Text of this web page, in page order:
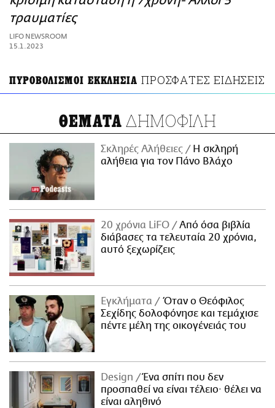
ΑΜΠΑ
PRINT
τραυματίες
LIFO NEWSROOM
15.1.2023
ΠΥΡΟΒΟΛΙΣΜΟΙ ΕΚΚΛΗΣΙΑ ΠΡΟΣΦΑΤΕΣ ΕΙΔΗΣΕΙΣ
ΘΕΜΑΤΑ ΔΗΜΟΦΙΛΗ
Σκληρές Αλήθειες
H σκληρή
αλήθεια για τον Πάνο Βλάχο
20 χρόνια LiFO
Από όσα βιβλία
διάβασες τα τελευταία 20 χρόνια,
αυτό ξεχωρίζεις
Εγκλήματα
Όταν ο Θεόφιλος
Σεχίδης δολοφόνησε και τεμάχισε
πέντε μέλη της οικογένειάς του
Design
Ένα σπίτι που δεν
προσπαθεί να είναι τέλειο· θέλει να
είναι αληθινό